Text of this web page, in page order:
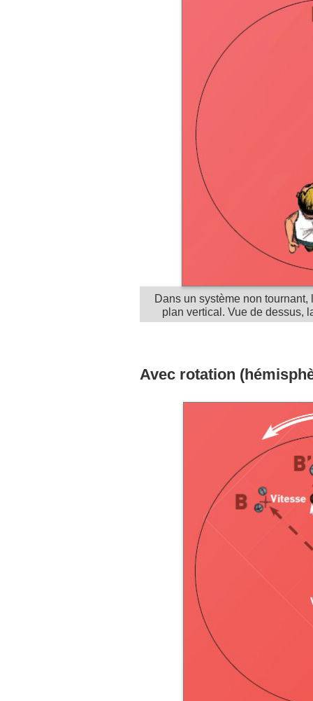
Dans un système non
plan vertical. Vue de dessus,
Avec rotation